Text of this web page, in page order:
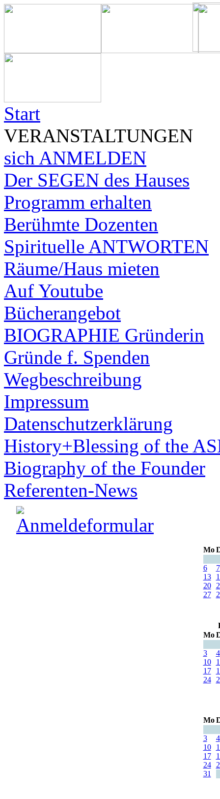
Start
VERANSTALTUNGEN
sich ANMELDEN
Der SEGEN des Hauses
Programm erhalten
Berühmte Dozenten
Spirituelle ANTWORTEN
Räume/Haus mieten
Auf Youtube
Bücherangebot
BIOGRAPHIE Gründerin
Gründe f. Spenden
Wegbeschreibung
Impressum
Datenschutzerklärung
History+Blessing of the
Biography of the Founder
Referenten-News
Mo
6
7
13
20
27
Mo
3
4
10
17
24
Mo
3
4
10
17
24
31